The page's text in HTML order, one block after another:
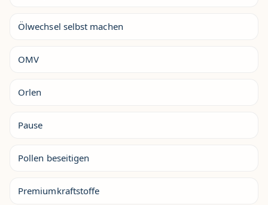
Ölwechsel selbst machen
OMV
Orlen
Pause
Pollen beseitigen
Premiumkraftstoffe